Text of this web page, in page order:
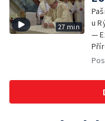
27 min
u
—